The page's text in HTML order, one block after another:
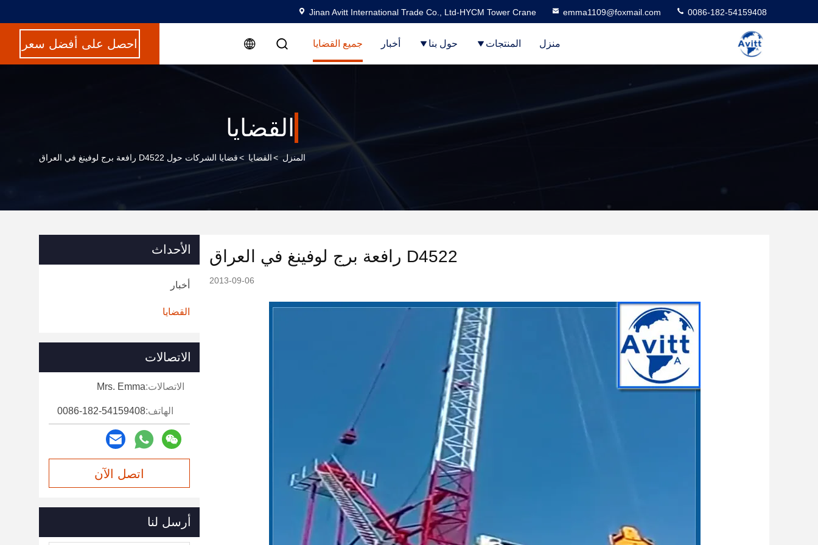
Jinan Avitt International Trade Co., Ltd-HYCM Tower Crane emma1109@foxmail.com 0086-182-54159408
منزل المنتجات حول بنا أخبار جميع القضايا احصل على أفضل سعر
القضايا
المنزل >القضايا >قضايا الشركات حول D4522 رافعة برج لوفينغ في العراق
D4522 رافعة برج لوفينغ في العراق
2013-09-06
الأحداث
أخبار
القضايا
الاتصالات
الاتصالات:Mrs. Emma
الهاتف:0086-182-54159408
اتصل الآن
أرسل لنا